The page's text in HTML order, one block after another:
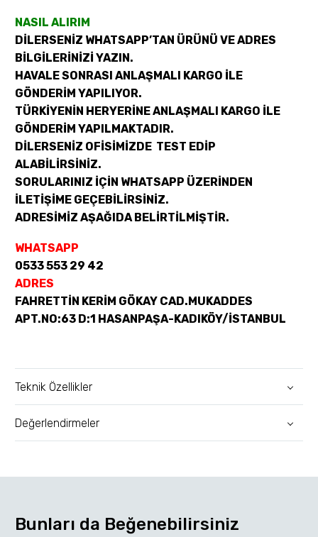
NASIL ALIRIM
DİLERSENİZ WHATSAPP’TAN ÜRÜNÜ VE ADRES
BİLGİLERİNİZİ YAZIN.
HAVALE SONRASI ANLAŞMALI KARGO İLE
GÖNDERİM YAPILIYOR.
TÜRKİYENİN HERYERİNE ANLAŞMALI KARGO İLE
GÖNDERİM YAPILMAKTADIR.
DİLERSENİZ OFİSİMİZDE TEST EDİP
ALABİLİRSİNİZ.
SORULARINIZ İÇİN WHATSAPP ÜZERİNDEN
İLETİŞİME GEÇEBİLİRSİNİZ.
ADRESİMİZ AŞAĞIDA BELİRTİLMİŞTİR.
WHATSAPP
0533 553 29 42
ADRES
FAHRETTİN KERİM GÖKAY CAD.MUKADDES
APT.NO:63 D:1 HASANPAŞA-KADIKÖY/İSTANBUL
Teknik Özellikler
Değerlendirmeler
Bunları da Beğenebilirsiniz